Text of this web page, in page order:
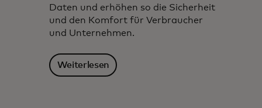
Daten und erhöhen so die Sicherheit
und den Komfort für Verbraucher
und Unternehmen.
Weiterlesen